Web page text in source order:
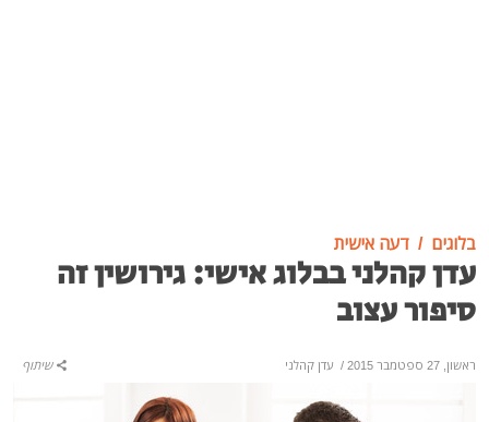
בלוגים דעה אישית
עדן קהלני בבלוג אישי: גירושין זה
סיפור עצוב
ראשון, 27 ספטמבר 2015 / עדן קהלני שיתוף